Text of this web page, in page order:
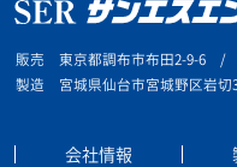
販売 東京都調布市布田2-9-6 /
製造 宮城県仙台市宮城野区岩
会社情報